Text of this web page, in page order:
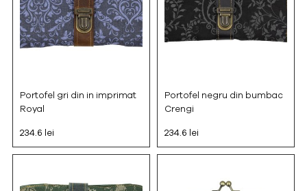
Portofel gri din in imprimat
Royal
234.6 lei
Portofel negru din bumbac
Crengi
234.6 lei